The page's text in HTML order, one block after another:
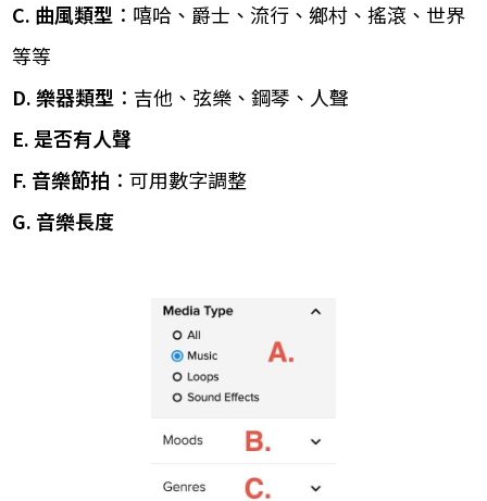
C. 曲風類型 ：嘻哈、爵士、流行、鄉村、搖滾、世界
等等
D. 樂器類型 ：吉他、弦樂、鋼琴、人聲
E. 是否有人聲
F. 音樂節拍 ：可用數字調整
G. 音樂長度